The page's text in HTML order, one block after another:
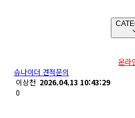
온라
슈나이더 견적문의
이상천 2026.04.13 10:43:29
0